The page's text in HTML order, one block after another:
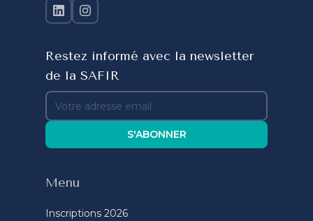
Restez informé avec la newsletter
de la SAFIR
S'ABONNER
Menu
Inscriptions 2026